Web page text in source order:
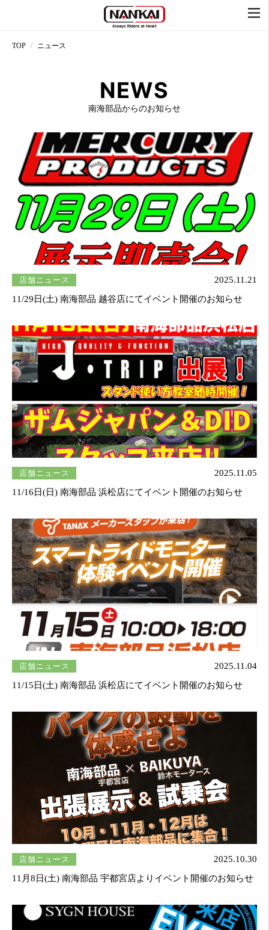
TOP ニュース
NEWS
南海部品からのお知らせ
店舗ニュース
2025.11.21
11/29日(土) 南海部品 越谷店にてイベント開催のお知らせ
店舗ニュース
2025.11.05
11/16日(日) 南海部品 浜松店にてイベント開催のお知らせ
店舗ニュース
2025.11.04
11/15日(土) 南海部品 浜松店にてイベント開催のお知らせ
店舗ニュース
2025.10.30
11月8日(土) 南海部品 宇都宮店よりイベント開催のお知らせ